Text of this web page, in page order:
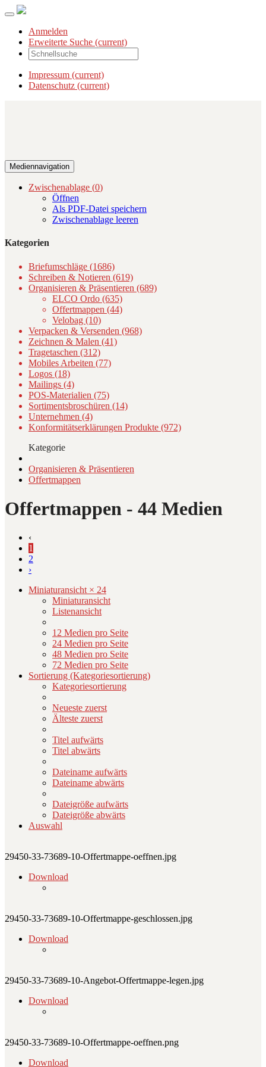
Anmelden
Erweiterte Suche (current)
Impressum (current)
Datenschutz (current)
Mediennavigation
Zwischenablage (0)
Öffnen
Als PDF-Datei speichern
Zwischenablage leeren
Kategorien
Briefumschläge (1686)
Schreiben & Notieren (619)
Organisieren & Präsentieren (689)
ELCO Ordo (635)
Offertmappen (44)
Velobag (10)
Verpacken & Versenden (968)
Zeichnen & Malen (41)
Tragetaschen (312)
Mobiles Arbeiten (77)
Logos (18)
Mailings (4)
POS-Materialien (75)
Sortimentsbroschüren (14)
Unternehmen (4)
Konformitätserklärungen Produkte (972)
Kategorie
Organisieren & Präsentieren
Offertmappen
Offertmappen - 44 Medien
‹
1
2
›
Miniaturansicht × 24
Miniaturansicht
Listenansicht
12 Medien pro Seite
24 Medien pro Seite
48 Medien pro Seite
72 Medien pro Seite
Sortierung (Kategoriesortierung)
Kategoriesortierung
Neueste zuerst
Älteste zuerst
Titel aufwärts
Titel abwärts
Dateiname aufwärts
Dateiname abwärts
Dateigröße aufwärts
Dateigröße abwärts
Auswahl
29450-33-73689-10-Offertmappe-oeffnen.jpg
Download
29450-33-73689-10-Offertmappe-geschlossen.jpg
Download
29450-33-73689-10-Angebot-Offertmappe-legen.jpg
Download
29450-33-73689-10-Offertmappe-oeffnen.png
Download